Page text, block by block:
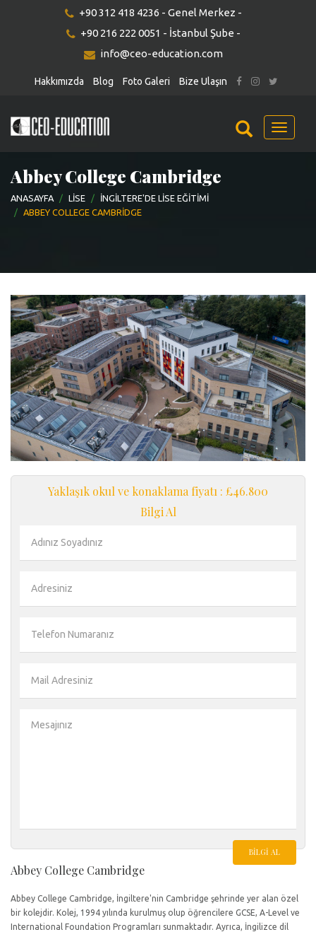
+90 312 418 4236 - Genel Merkez -
+90 216 222 0051 - İstanbul Şube -
info@ceo-education.com
Hakkımızda Blog Foto Galeri Bize Ulaşın
Menu
Abbey College Cambridge
ANASAYFA LISE
İNGILTERE'DE LISE EĞITIMI
ABBEY COLLEGE CAMBRIDGE
Yaklaşık okul ve konaklama fiyatı : £46.800
Bilgi Al
BILGI AL
Abbey College Cambridge
Abbey College Cambridge, İngiltere'nin Cambridge şehrinde yer alan özel
bir kolejdir. Kolej, 1994 yılında kurulmuş olup öğrencilere GCSE, A-Level ve
International Foundation Programları sunmaktadır. Ayrıca, İngilizce dil